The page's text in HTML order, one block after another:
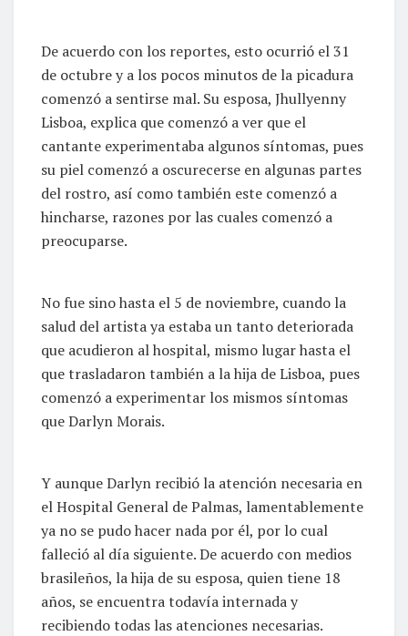
De acuerdo con los reportes, esto ocurrió el 31
de octubre y a los pocos minutos de la picadura
comenzó a sentirse mal. Su esposa, Jhullyenny
Lisboa, explica que comenzó a ver que el
cantante experimentaba algunos síntomas, pues
su piel comenzó a oscurecerse en algunas partes
del rostro, así como también este comenzó a
hincharse, razones por las cuales comenzó a
preocuparse.
No fue sino hasta el 5 de noviembre, cuando la
salud del artista ya estaba un tanto deteriorada
que acudieron al hospital, mismo lugar hasta el
que trasladaron también a la hija de Lisboa, pues
comenzó a experimentar los mismos síntomas
que Darlyn Morais.
Y aunque Darlyn recibió la atención necesaria en
el Hospital General de Palmas, lamentablemente
ya no se pudo hacer nada por él, por lo cual
falleció al día siguiente. De acuerdo con medios
brasileños, la hija de su esposa, quien tiene 18
años, se encuentra todavía internada y
recibiendo todas las atenciones necesarias.